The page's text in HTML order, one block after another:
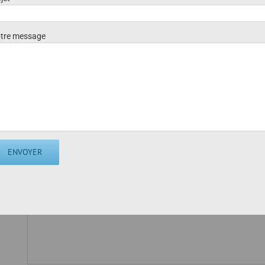
Vous pouvez également utiliser le formulaire de
Votre nom (requis)
message